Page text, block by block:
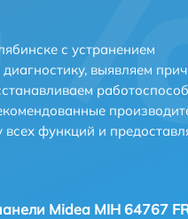
с устранением
выявляем
функций и
Midea MIH 64767